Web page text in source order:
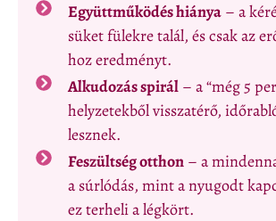
Együttműködés hiánya– a
süket fülekre talál, és csak az
hoz eredményt.
Alkudozás spirál– a “még 5
helyzetekből visszatérő,
lesznek.
Feszültség otthon– a
a súrlódás, mint a nyugodt
ez terheli a légkört.